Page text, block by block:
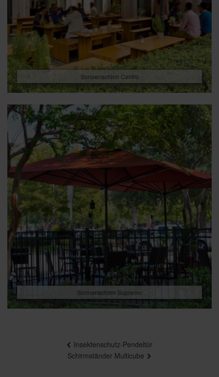
Sonnenschirm Centro
Sonnenschirm Supremo
Insektenschutz-Pendeltür
Schirmständer Multicube